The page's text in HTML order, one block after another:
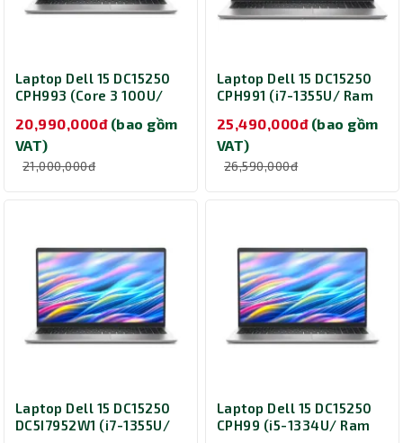
Laptop Dell 15 DC15250
CPH993 (Core 3 100U/
inch/ Windows 11 Home/
2Y)
20,990,000đ (bao gồm
VAT)
21,000,000đ
Laptop Dell 15 DC15250
CPH991 (i7-1355U/ Ram
inch/ Windows 11 Home/
Office/ 1Y/ Bạc)
25,490,000đ (bao gồm
VAT)
26,590,000đ
Laptop Dell 15 DC15250
DC5I7952W1 (i7-1355U/
Laptop Dell 15 DC15250
CPH99 (i5-1334U/ Ram